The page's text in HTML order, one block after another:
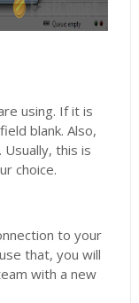
using. If it is
blank. Also,
this is
choice.
to your
that, you will
with a new